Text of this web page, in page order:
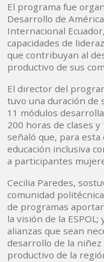
El programa fue
Desarrollo de
Internacional
capacidades de
que contribuyan al
productivo de sus
El director del
tuvo una duración de
11 módulos
200 horas de clases
señaló que, para
educación inclusiva
a participantes
Cecilia Paredes,
comunidad
de programas
la visión de la
alianzas que sean
desarrollo de la
productivo de la